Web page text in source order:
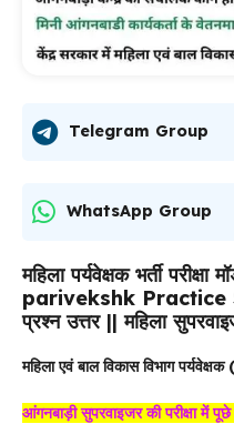
Telegram Group
WhatsApp Group
महिला पर्यवेक्षक भर्ती परीक्षा
parivekshk Practice
प्रश्न उत्तर || महिला
महिला एवं बाल विकास विभाग
आंगनबाड़ी सुपरवाइजर की परीक्षा में पूछे